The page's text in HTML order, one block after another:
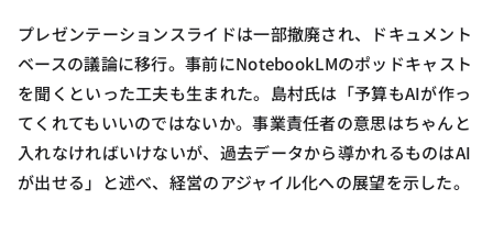
プレゼンテーションスライドは一部撤廃され、ドキュメント
ベースの議論に移行。事前にNotebookLMのポッドキャスト
を聞くといった工夫も生まれた。島村氏は「予算もAIが作っ
てくれてもいいのではないか。事業責任者の意思はちゃんと
入れなければいけないが、過去データから導かれるものはAI
が出せる」と述べ、経営のアジャイル化への展望を示した。